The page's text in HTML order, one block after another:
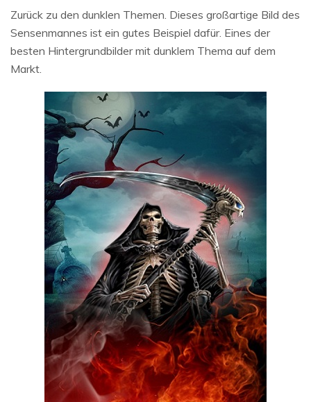
Zurück zu den dunklen Themen. Dieses großartige Bild des
Sensenmannes ist ein gutes Beispiel dafür. Eines der
besten Hintergrundbilder mit dunklem Thema auf dem
Markt.